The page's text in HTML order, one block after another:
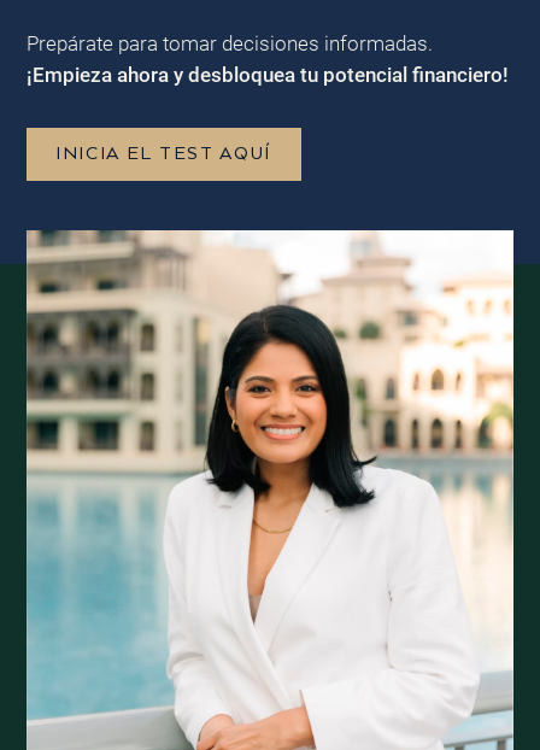
Prepárate para tomar decisiones informadas.
¡Empieza ahora y desbloquea tu potencial financiero!
INICIA EL TEST AQUÍ